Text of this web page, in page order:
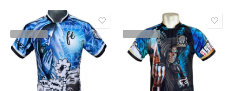
VENDIDOS VENDIDOS